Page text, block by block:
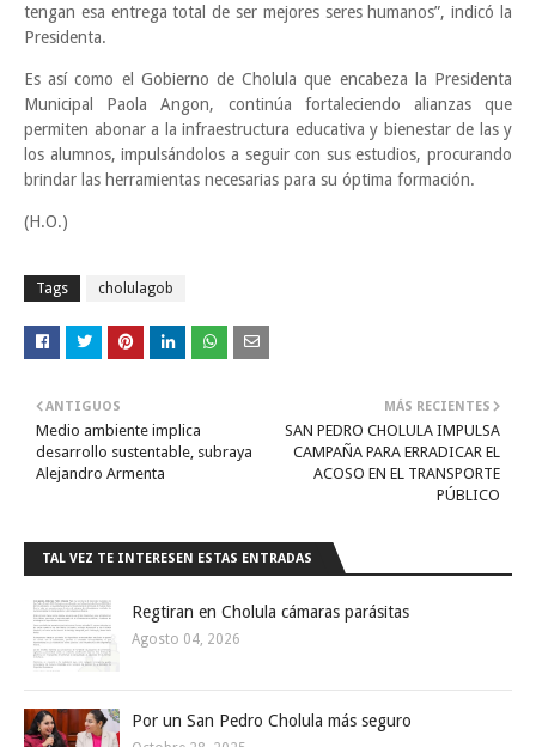
tengan esa entrega total de ser mejores seres humanos”, indicó la
Presidenta.
Es así como el Gobierno de Cholula que encabeza la Presidenta
Municipal Paola Angon, continúa fortaleciendo alianzas que
permiten abonar a la infraestructura educativa y bienestar de las y
los alumnos, impulsándolos a seguir con sus estudios, procurando
brindar las herramientas necesarias para su óptima formación.
(H.O.)
Tags cholulagob
MÁS RECIENTES
SAN PEDRO CHOLULA IMPULSA
CAMPAÑA PARA ERRADICAR EL
ACOSO EN EL TRANSPORTE
PÚBLICO
ANTIGUOS
Medio ambiente implica
desarrollo sustentable, subraya
Alejandro Armenta
TAL VEZ TE INTERESEN ESTAS ENTRADAS
Regtiran en Cholula cámaras parásitas
Agosto 04, 2026
Por un San Pedro Cholula más seguro